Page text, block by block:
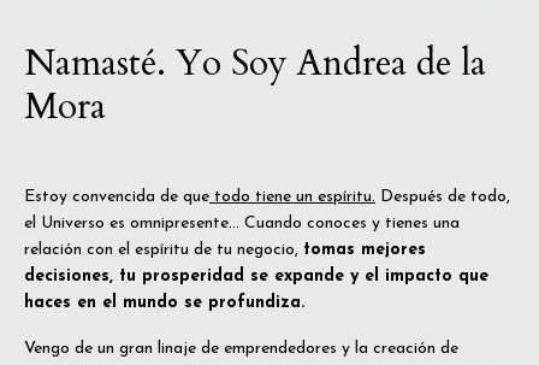
Namasté. Yo Soy Andrea de la
Mora
Estoy convencida de que todo tiene un espíritu. Después de todo,
el Universo es omnipresente... Cuando conoces y tienes una
relación con el espíritu de tu negocio, tomas mejores
decisiones, tu prosperidad se expande y el impacto que
haces en el mundo se profundiza.
Vengo de un gran linaje de emprendedores y la creación de